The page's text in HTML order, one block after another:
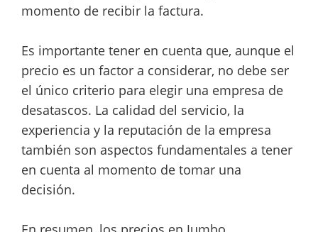
momento de recibir la factura.
Es importante tener en cuenta que, aunque el
precio es un factor a considerar, no debe ser
el único criterio para elegir una empresa de
desatascos. La calidad del servicio, la
experiencia y la reputación de la empresa
también son aspectos fundamentales a tener
en cuenta al momento de tomar una
decisión.